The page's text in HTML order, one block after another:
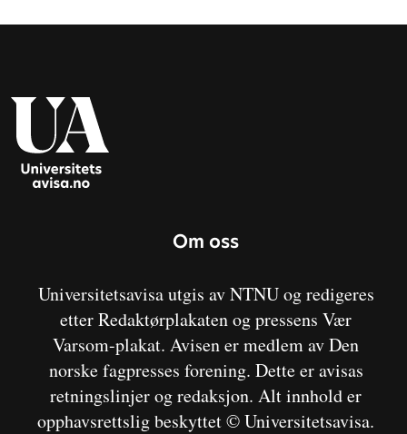
Om oss
Universitetsavisa utgis av NTNU og redigeres
etter Redaktørplakaten og pressens Vær
Varsom-plakat. Avisen er medlem av Den
norske fagpresses forening. Dette er avisas
retningslinjer og redaksjon. Alt innhold er
opphavsrettslig beskyttet © Universitetsavisa.